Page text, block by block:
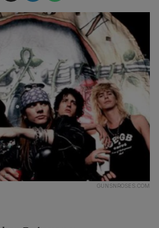
GUNSNROSES.COM